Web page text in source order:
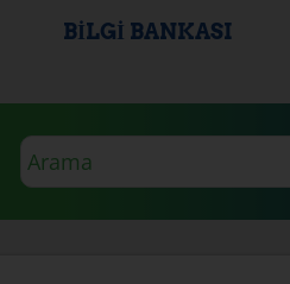
BILGI BANKASI
Arama
sorgusu